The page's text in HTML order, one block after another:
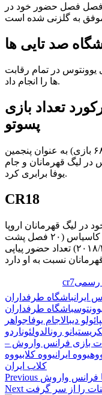
پائولو دیبالا تنها بازیکنی است که در هر ۶ فصل فصل حضور خود در
صد تایی ها
یوونتوس در تمام رقابت
ها را انجام داد.
تعداد بازی
پسوتو
لئوناردو بونوچی با رکورد جیانلوکا پسوتو (۶۸ بازی) به عنوان پنجمین
در لیگ قهرمانان و جام
یوفا برابری کرد.
CR18
در لیگ قهرمانان اروپا
را تجربه می کند که از این نظر تنها ایکر کاسیاس (۲۰ فصل پشت
سر هم از سال ۱۹۹۹/۲۰۰۰ تا ۲۰۱۸/۲۰۱۹) تعداد حضور پیاپی
cr7رسمی
ایرانباشگاه طرفداران
باشگاه طرفداران
پائولو دیبالاجام یوفاجواهر
کریستیانو رونالدولئوناردو
بازی فرانس واروش –
یووه ایرانیووه کلابیووه
کلاب ایران
Previous فرانس واروش
Next را از سر گرفت